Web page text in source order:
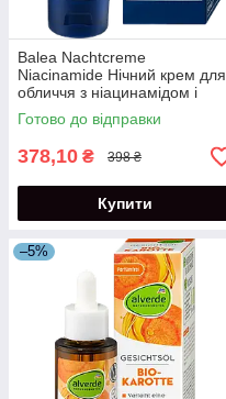
Balea Nachtcreme
Niacinamide Нічний крем для
обличчя з ніацинамідом і
олією виноградних кісточок
50 мл
Готово до відправки
378,10 ₴ 398 ₴
Купити
–5%